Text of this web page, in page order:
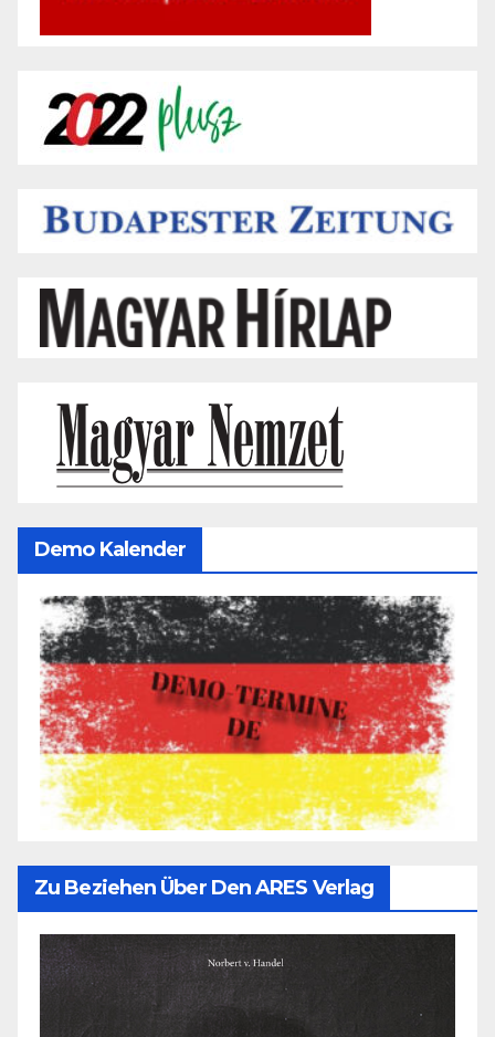
Demo Kalender
Zu Beziehen Über Den ARES Verlag